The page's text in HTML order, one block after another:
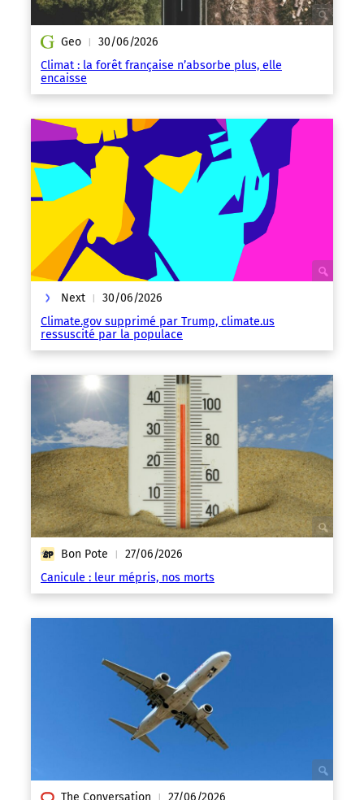
Geo | 30/06/2026
Climat : la forêt française n’absorbe plus, elle
encaisse
Next | 30/06/2026
Climate.gov supprimé par Trump, climate.us
ressuscité par la populace
Bon Pote | 27/06/2026
Canicule : leur mépris, nos morts
The Conversation | 27/06/2026